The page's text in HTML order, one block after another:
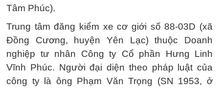
Tâm Phúc).
Trung tâm đăng kiểm xe cơ giới số 88-03D (xã
Đồng Cương, huyện Yên Lạc) thuộc Doanh
nghiệp tư nhân Công ty Cổ phần Hưng Linh
Vĩnh Phúc. Người đại diện theo pháp luật của
công ty là ông Phạm Văn Trọng (SN 1953, ở